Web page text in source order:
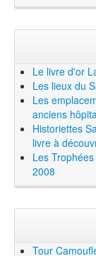
Le livre d'or
Les lieux du
Les
anciens
Historiettes
livre à
Les
2008
Tour